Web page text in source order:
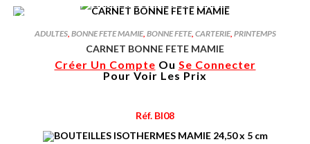
ADULTES, BONNE FETE MAMIE, BONNE FETE, CARTERIE, PRINTEMPS
CARNET BONNE FETE MAMIE
Créer Un Compte Ou Se Connecter
Pour Voir Les Prix
Réf. BI08